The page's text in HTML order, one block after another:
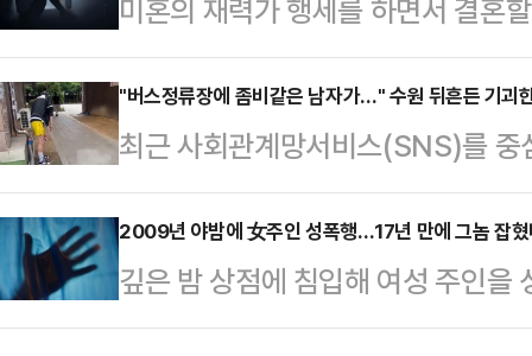
들은 장소를 옮기면서 폭행을 지속
건물 옥상에서…
8개월을 선고한 원심을 파기하고
2021∼2023년 대전 일대에서 피
증금 약 144억원을 편취한 혐의로
주택은 '무자본 갭투자' 방식으로
으로 조사됐다.해당 사건은…
미혼의 재력가 행세를 하면서 결혼
챙긴 유부남의 형량이 항소심에서
범 부장판사)는 사기 혐의로 기소
을 깨고 징역 1년을 선고했다고 밝
신을 미혼의 재력가라고 소개해 여
배상 해야 하는데 돈이 부족하다.
을 받는 등 지난 2023년 3월부터
만원을…
"버스정류장에 좀비같은 남자가…" 수원 뒤흔든 기괴
최근 사회관계망서비스(SNS)를
영상 속의 30대 남성이 경찰에 붙
류 관리에 관한 법률 위반 혐의로
12시 30분께 수원시 권선구의 한
을 투약한 상태로 돌아다닌 혐의를
2009년 야밤에 女주인 성폭행…17년 만에 그놈 잡
깊은 밤 상점에 침입해 여성 주인
남성이 범행 17년 만에 실형을 선